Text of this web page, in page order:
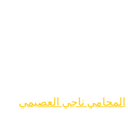
المحامي ناجي العصيمي